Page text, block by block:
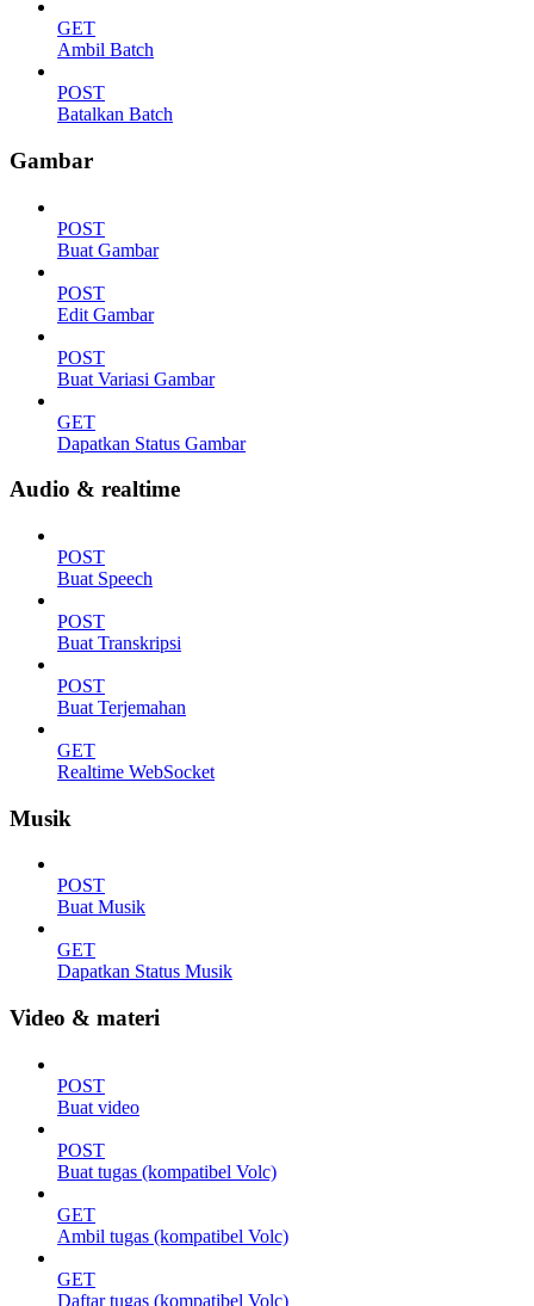
GET
Ambil Batch
POST
Batalkan Batch
Gambar
POST
Buat Gambar
POST
Edit Gambar
POST
Buat Variasi Gambar
GET
Dapatkan Status Gambar
Audio & realtime
POST
Buat Speech
POST
Buat Transkripsi
POST
Buat Terjemahan
GET
Realtime WebSocket
Musik
POST
Buat Musik
GET
Dapatkan Status Musik
Video & materi
POST
Buat video
POST
Buat tugas (kompatibel Volc)
GET
Ambil tugas (kompatibel Volc)
GET
Daftar tugas (kompatibel Volc)